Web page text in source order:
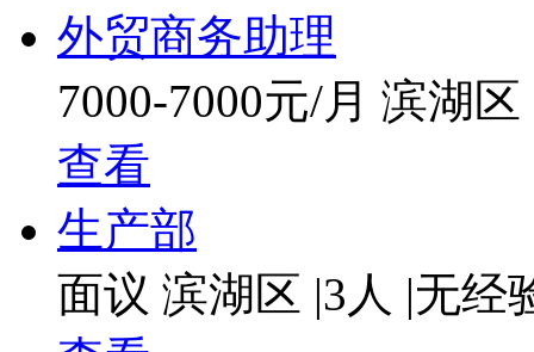
锡市设备制造的重点骨干企业之一。
真诚欢迎国内外各界人士、朋友前来洽谈合作！
外贸商务助理
7000-7000元/月 滨湖区
查看
生产部
面议 滨湖区 |3人 |无经